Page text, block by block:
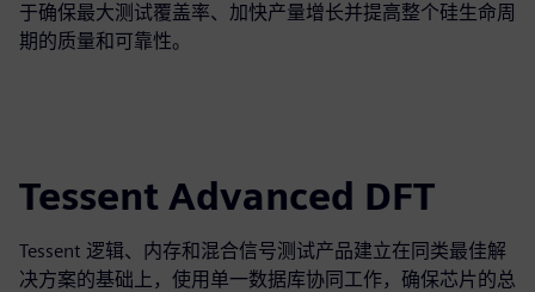
于确保最大测试覆盖率、加快产量增长并提高整个硅生命周
期的质量和可靠性。
Tessent Advanced DFT
Tessent 逻辑、内存和混合信号测试产品建立在同类最佳解
决方案的基础上，使用单一数据库协同工作，确保芯片的总